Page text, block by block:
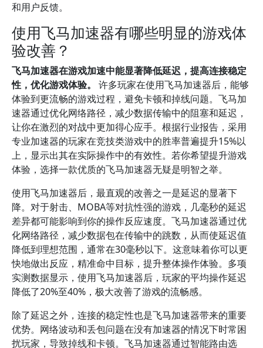
和用户反馈。
使用飞马加速器有哪些明显的游戏体
验改善？
飞马加速器在游戏加速中能显著降低延迟，提高连接稳定
性，优化游戏体验。
许多玩家在使用飞马加速器后，能够
体验到更流畅的游戏过程，避免卡顿和掉线问题。飞马加
速器通过优化网络路径，减少数据传输中的阻塞和延迟，
让你在激烈的对战中更加得心应手。根据行业报告，采用
专业加速器的玩家在竞技类游戏中的胜率普遍提升15%以
上，显示出其在实际操作中的有效性。若你希望提升游戏
体验，选择一款优质的飞马加速器无疑是明智之举。
使用飞马加速器后，最直观的改善之一是延迟的显著下
降。对于射击、MOBA等对抗性强的游戏，几毫秒的延迟
差异都可能影响到你的操作反应速度。飞马加速器通过优
化网络路径，减少数据包在传输中的跳数，从而使延迟值
降低到理想范围，通常在30毫秒以下。这意味着你可以更
快地做出反应，精准命中目标，提升整体操作体验。多项
实测数据显示，使用飞马加速器后，玩家的平均操作延迟
降低了20%至40%，极大改善了游戏的流畅感。
除了延迟之外，连接的稳定性也是飞马加速器带来的重要
优势。网络波动和丢包问题在没有加速器的情况下时常困
扰玩家，导致掉线和卡顿。飞马加速器通过智能路由选